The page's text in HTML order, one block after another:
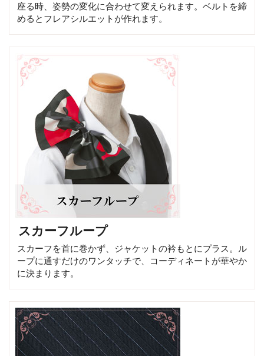
座る時、姿勢の変化に合わせて変えられます。ベルトを締
めるとフレアシルエットが作れます。
スカーフループ
スカーフを首に巻かず、ジャケットの衿もとにプラス。ル
ープに通すだけのワンタッチで、コーディネートが華やか
に決まります。